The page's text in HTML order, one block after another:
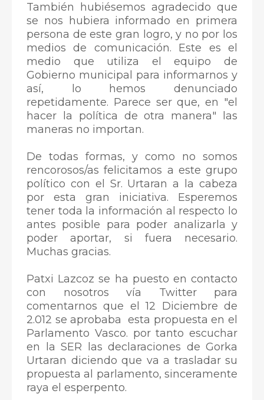
También hubiésemos agradecido que
se nos hubiera informado en primera
persona de este gran logro, y no por los
medios de comunicación. Este es el
medio que utiliza el equipo de
Gobierno municipal para informarnos y
así, lo hemos denunciado
repetidamente. Parece ser que, en "el
hacer la política de otra manera" las
maneras no importan.
De todas formas, y como no somos
rencorosos/as felicitamos a este grupo
político con el Sr. Urtaran a la cabeza
por esta gran iniciativa. Esperemos
tener toda la información al respecto lo
antes posible para poder analizarla y
poder aportar, si fuera necesario.
Muchas gracias.
Patxi Lazcoz se ha puesto en contacto
con nosotros vía Twitter para
comentarnos que el 12 Diciembre de
2.012 se aprobaba esta propuesta en el
Parlamento Vasco. por tanto escuchar
en la SER las declaraciones de Gorka
Urtaran diciendo que va a trasladar su
propuesta al parlamento, sinceramente
raya el esperpento.